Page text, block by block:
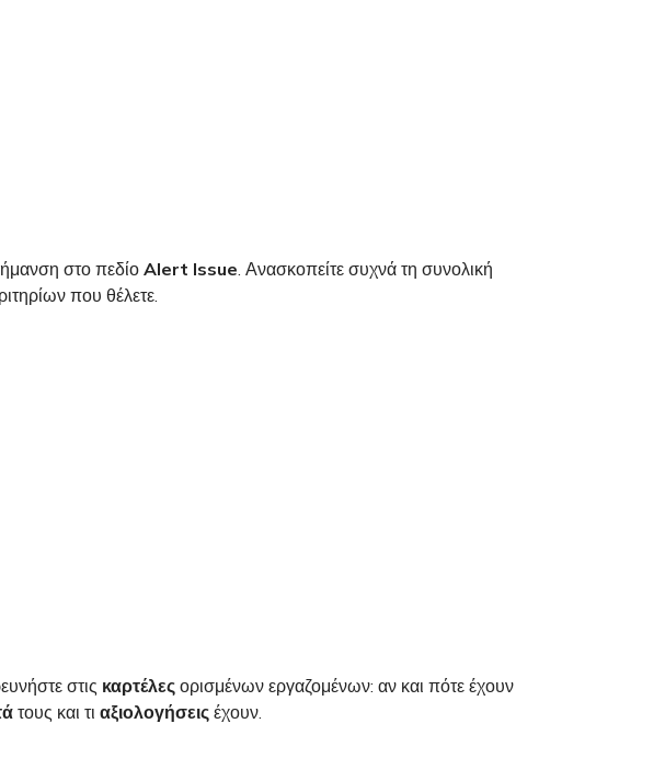
στο πεδίο Alert Issue . Ανασκοπείτε συχνά τη συνολική
που θέλετε.
στις καρτέλες ορισμένων εργαζομένων: αν και πότε έχουν
τους και τι αξιολογήσεις έχουν.